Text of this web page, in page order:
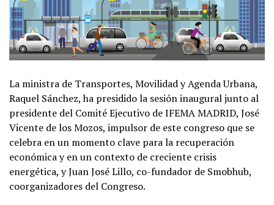
La ministra de Transportes, Movilidad y Agenda Urbana,
Raquel Sánchez, ha presidido la sesión inaugural junto al
presidente del Comité Ejecutivo de IFEMA MADRID, José
Vicente de los Mozos, impulsor de este congreso que se
celebra en un momento clave para la recuperación
económica y en un contexto de creciente crisis
energética, y Juan José Lillo, co-fundador de Smobhub,
coorganizadores del Congreso.